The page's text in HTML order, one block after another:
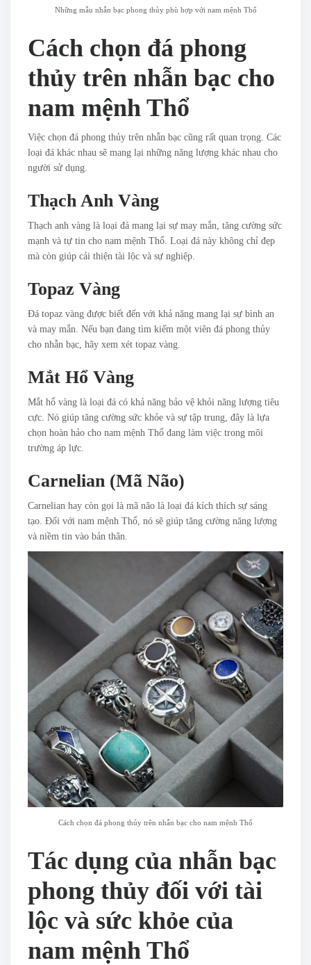
Những mẫu nhẫn bạc phong thủy phù hợp với nam mệnh Thổ
Cách chọn đá phong
thủy trên nhẫn bạc cho
nam mệnh Thổ
Việc chọn đá phong thủy trên nhẫn bạc cũng rất quan trọng. Các
loại đá khác nhau sẽ mang lại những năng lượng khác nhau cho
người sử dụng.
Thạch Anh Vàng
Thạch anh vàng là loại đá mang lại sự may mắn, tăng cường sức
mạnh và tự tin cho nam mệnh Thổ. Loại đá này không chỉ đẹp
mà còn giúp cải thiện tài lộc và sự nghiệp.
Topaz Vàng
Đá topaz vàng được biết đến với khả năng mang lại sự bình an
và may mắn. Nếu bạn đang tìm kiếm một viên đá phong thủy
cho nhẫn bạc, hãy xem xét topaz vàng.
Mắt Hổ Vàng
Mắt hổ vàng là loại đá có khả năng bảo vệ khỏi năng lượng tiêu
cực. Nó giúp tăng cường sức khỏe và sự tập trung, đây là lựa
chọn hoàn hảo cho nam mệnh Thổ đang làm việc trong môi
trường áp lực.
Carnelian (Mã Não)
Carnelian hay còn gọi là mã não là loại đá kích thích sự sáng
tạo. Đối với nam mệnh Thổ, nó sẽ giúp tăng cường năng lượng
và niềm tin vào bản thân.
Cách chọn đá phong thủy trên nhẫn bạc cho nam mệnh Thổ
Tác dụng của nhẫn bạc
phong thủy đối với tài
lộc và sức khỏe của
nam mệnh Thổ